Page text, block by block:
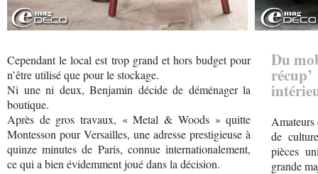
Cependant le local est trop grand et hors budget pour
n’être utilisé que pour le stockage.
Ni une ni deux, Benjamin décide de déménager la
boutique.
Après de gros travaux, « Metal & Woods » quitte
Montesson pour Versailles, une adresse prestigieuse à
quinze minutes de Paris, connue internationalement,
ce qui a bien évidemment joué dans la décision.
Du
de
pièces
grande